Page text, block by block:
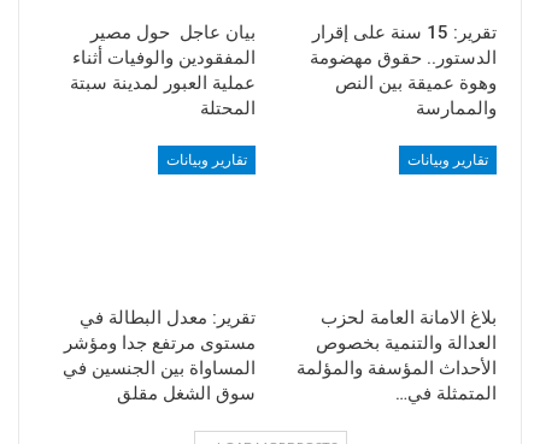
تقرير: 15 سنة على إقرار
الدستور.. حقوق مهضومة
وهوة عميقة بين النص
والممارسة
بيان عاجل حول مصير
المفقودين والوفيات أثناء
عملية العبور لمدينة سبتة
المحتلة
تقارير وبيانات
بلاغ الامانة العامة لحزب
العدالة والتنمية بخصوص
الأحداث المؤسفة والمؤلمة
المتمثلة في…
تقارير وبيانات
تقرير: معدل البطالة في
مستوى مرتفع جدا ومؤشر
المساواة بين الجنسين في
سوق الشغل مقلق